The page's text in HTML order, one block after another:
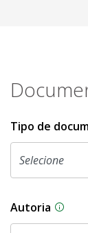
Tipo de
Autoria As